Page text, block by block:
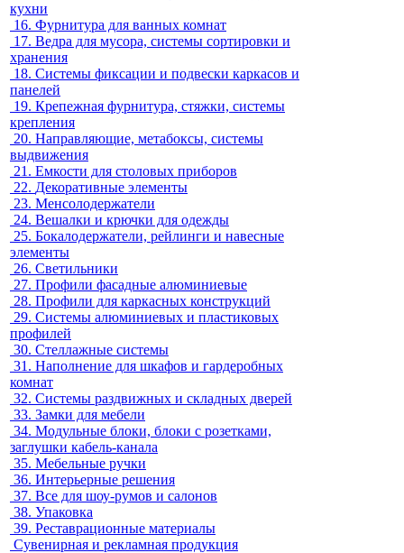
кухни
16. Фурнитура для ванных комнат
17. Ведра для мусора, системы сортировки и
хранения
18. Системы фиксации и подвески каркасов и
панелей
19. Крепежная фурнитура, стяжки, системы
крепления
20. Направляющие, метабоксы, системы
выдвижения
21. Емкости для столовых приборов
22. Декоративные элементы
23. Менсолодержатели
24. Вешалки и крючки для одежды
25. Бокалодержатели, рейлинги и навесные
элементы
26. Светильники
27. Профили фасадные алюминиевые
28. Профили для каркасных конструкций
29. Системы алюминиевых и пластиковых
профилей
30. Стеллажные системы
31. Наполнение для шкафов и гардеробных
комнат
32. Системы раздвижных и складных дверей
33. Замки для мебели
34. Модульные блоки, блоки с розетками,
заглушки кабель-канала
35. Мебельные ручки
36. Интерьерные решения
37. Все для шоу-румов и салонов
38. Упаковка
39. Реставрационные материалы
Сувенирная и рекламная продукция